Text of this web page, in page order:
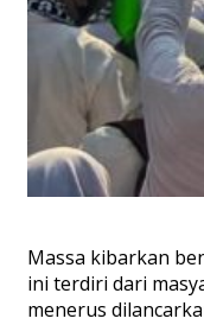
Massa kibarkan
ini terdiri dari
menerus